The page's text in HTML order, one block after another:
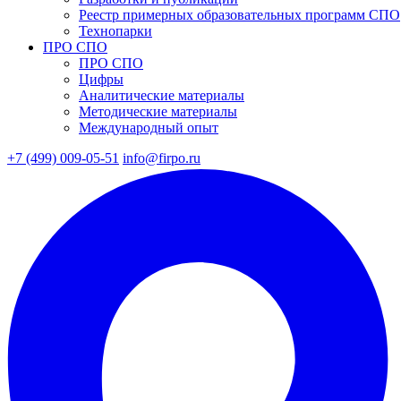
Реестр примерных образовательных программ СПО
Технопарки
ПРО СПО
ПРО СПО
Цифры
Аналитические материалы
Методические материалы
Международный опыт
+7 (499) 009-05-51 info@firpo.ru